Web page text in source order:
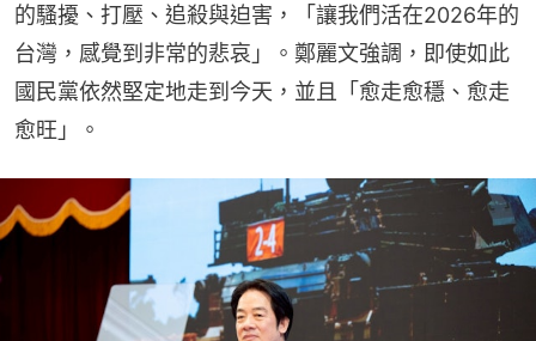
的騷擾、打壓、追殺與迫害，「讓我們活在2026年的
台灣，感覺到非常的悲哀」。鄭麗文強調，即使如此
國民黨依然堅定地走到今天，並且「愈走愈穩、愈走
愈旺」。